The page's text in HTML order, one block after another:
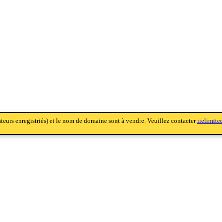
enregistriés) et le nom de domaine sont à vendre. Veuillez contacter